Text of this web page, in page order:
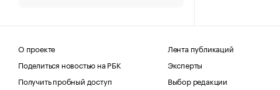
О проекте
Поделиться новостью на РБК
Получить пробный доступ
Лента публикаций
Эксперты
Выбор редакции